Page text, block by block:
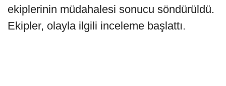
ekiplerinin müdahalesi sonucu söndürüldü.
Ekipler, olayla ilgili inceleme başlattı.